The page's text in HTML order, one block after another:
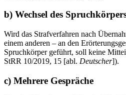
b) Wechsel des
Wird das Strafverfahren nach
einem anderen – an den
Spruchkörper geführt, soll keine
StRR 10/2019, 15 [abl. Deutscher]).
c) Mehrere Gespräche